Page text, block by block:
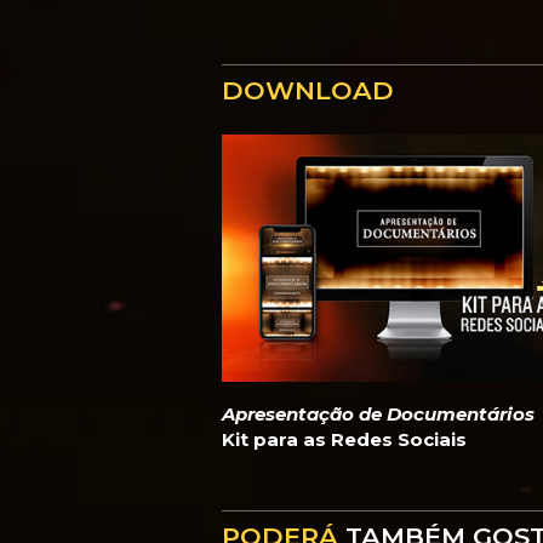
DOWNLOAD
Apresentação de Documentários
Kit para as Redes Sociais
PODERÁ TAMBÉM